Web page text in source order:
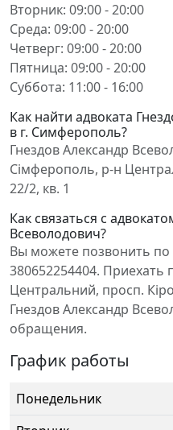
Вторник: 09:00 - 20:00
Среда: 09:00 - 20:00
Четверг: 09:00 - 20:00
Пятница: 09:00 - 20:00
Суббота: 11:00 - 16:00
Как найти адвоката
в г. Симферополь?
Гнездов Александр
Сімферополь, р-н
22/2, кв. 1
Как связаться с
Всеволодович?
Вы можете позвонить
380652254404. Приехать
Центральний, просп.
Гнездов Александр
обращения.
График работы
Понедельник